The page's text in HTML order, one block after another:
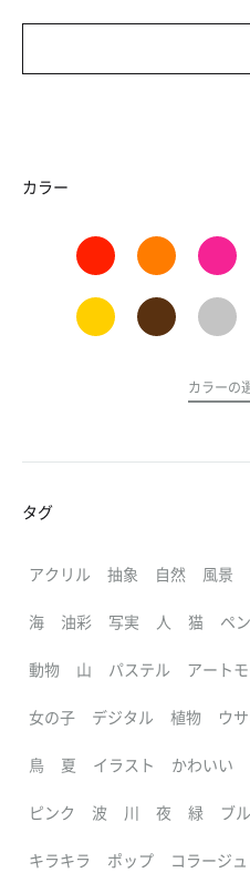
カラー
カラーの
タグ
アクリル 抽象 自然 風景
海 油彩 写実 人 猫 ペン
動物 山 パステル アート
女の子 デジタル 植物 ウ
鳥 夏 イラスト かわいい
ピンク 波 川 夜 緑 ブ
キラキラ ポップ コラージュ